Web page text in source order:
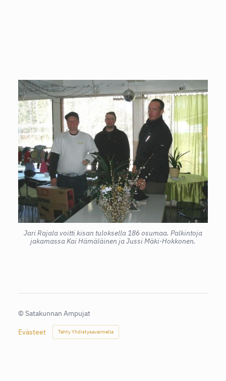
Jari Rajala voitti kisan tuloksella 186 osumaa. Palkintoja
jakamassa Kai Hämäläinen ja Jussi Mäki-Hokkonen.
© Satakunnan Ampujat
Evästeet Tehty Yhdistysavaimella